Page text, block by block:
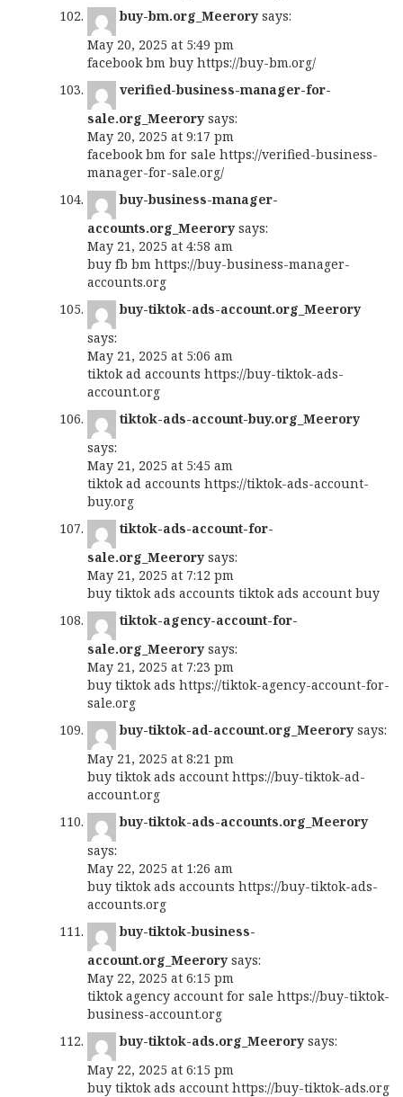
buy-bm.org_Meerory says:
May 20, 2025 at 5:49 pm
facebook bm buy https://buy-bm.org/
verified-business-manager-for-
sale.org_Meerory says:
May 20, 2025 at 9:17 pm
facebook bm for sale https://verified-business-
manager-for-sale.org/
buy-business-manager-
accounts.org_Meerory says:
May 21, 2025 at 4:58 am
buy fb bm https://buy-business-manager-
accounts.org
buy-tiktok-ads-account.org_Meerory
says:
May 21, 2025 at 5:06 am
tiktok ad accounts https://buy-tiktok-ads-
account.org
tiktok-ads-account-buy.org_Meerory
says:
May 21, 2025 at 5:45 am
tiktok ad accounts https://tiktok-ads-account-
buy.org
tiktok-ads-account-for-
sale.org_Meerory says:
May 21, 2025 at 7:12 pm
buy tiktok ads accounts tiktok ads account buy
tiktok-agency-account-for-
sale.org_Meerory says:
May 21, 2025 at 7:23 pm
buy tiktok ads https://tiktok-agency-account-for-
sale.org
buy-tiktok-ad-account.org_Meerory says:
May 21, 2025 at 8:21 pm
buy tiktok ads account https://buy-tiktok-ad-
account.org
buy-tiktok-ads-accounts.org_Meerory
says:
May 22, 2025 at 1:26 am
buy tiktok ads accounts https://buy-tiktok-ads-
accounts.org
buy-tiktok-business-
account.org_Meerory says:
May 22, 2025 at 6:15 pm
tiktok agency account for sale https://buy-tiktok-
business-account.org
buy-tiktok-ads.org_Meerory says:
May 22, 2025 at 6:15 pm
buy tiktok ads account https://buy-tiktok-ads.org